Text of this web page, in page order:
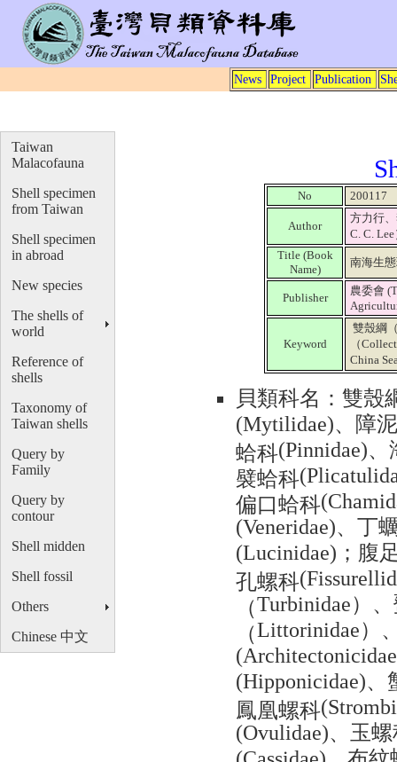
News Project Publication
No 200117
Author
方力行
C. C.
Title (Book
Name)
南海生
Publisher
農委會
Keyword
雙殼綱
（
China
貝類科名：雙殼
(Mytilidae)、障
蛤科(Pinnidae)、
襞蛤科
偏口蛤科
(Veneridae)、丁
(Lucinidae) ；腹
孔螺科
（Turbinidae）
（Littorinidae）
(Hipponicidae)、
鳳凰螺科
(Ovulidae)、玉
Taiwan
Malacofauna
Shell specimen
from Taiwan
Shell specimen
in abroad
New species
The shells of
world
Reference of
shells
Taxonomy of
Taiwan shells
Query by
Family
Query by
contour
Shell midden
Shell fossil
Others
Chinese 中文